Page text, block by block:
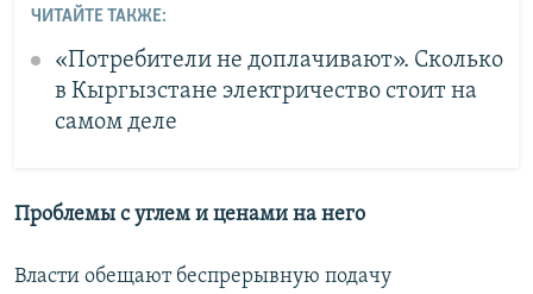
ЧИТАЙТЕ ТАКЖЕ:
«Потребители не доплачивают». Сколько
в Кыргызстане электричество стоит на
самом деле
Проблемы с углем и ценами на него
Власти обещают беспрерывную подачу